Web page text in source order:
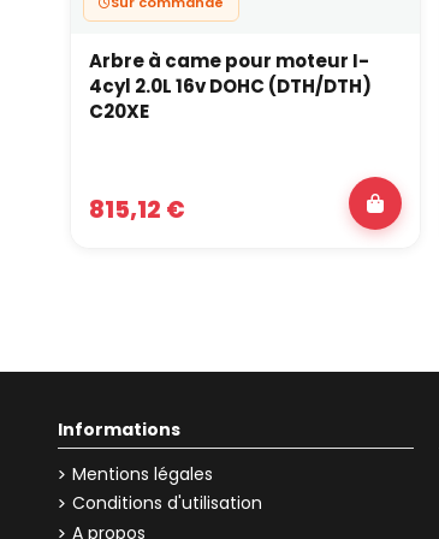
Arbre à came pour moteur I-
4cyl 2.0L 16v DOHC (DTH/DTH)
C20XE
815,12 €
Informations
Mentions légales
Conditions d'utilisation
A propos